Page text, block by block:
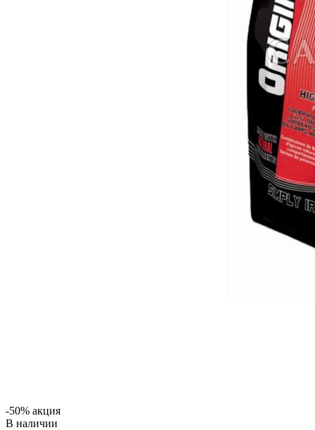
-50% акция
В наличии